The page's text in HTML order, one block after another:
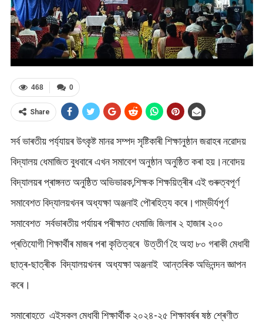
0
468
Share
সৰ্ব ভাৰতীয় পৰ্য্যায়ৰ উৎকৃষ্ট মানৱ সম্পদ সৃষ্টিকাৰী শিক্ষানুষ্ঠান জৱাহৰ নৱোদয়
বিদ্যালয় ধেমাজিত বুধবাৰে এখন সমাবেশ অনুষ্ঠান অনুষ্ঠিত কৰা হয়।নবোদয়
বিদ্যালয়ৰ প্ৰাঙ্গনত অনুষ্ঠিত অভিভাৱক,শিক্ষক শিক্ষয়িত্ৰীৰ এই গুৰুত্বপূৰ্ণ
সমাবেশত বিদ্যালয়খনৰ অধ্যক্ষা অঞ্জনাই পৌৰহিত্য কৰে।গাম্ভীৰ্যপূৰ্ণ
সমাবেশত সৰ্বভাৰতীয় পৰ্যায়ৰ পৰীক্ষাত ধেমাজি জিলাৰ ২ হাজাৰ ২০০
প্ৰতিযোগী শিক্ষাৰ্থীৰ মাজৰ পৰা কৃতিত্বৰে উত্তীৰ্ণ হৈ অহা ৮০ গৰাকী মেধাবী
ছাত্ৰ-ছাত্ৰীক বিদ্যালয়খনৰ অধ্যক্ষা অঞ্জনাই আন্তৰিক অভিনন্দন জ্ঞাপন
কৰে।
সমাৰোহতে এইসকল মেধাবী শিক্ষাৰ্থীক ২০২৪-২৫ শিক্ষাবৰ্ষৰ ষষ্ঠ শ্ৰেণীত